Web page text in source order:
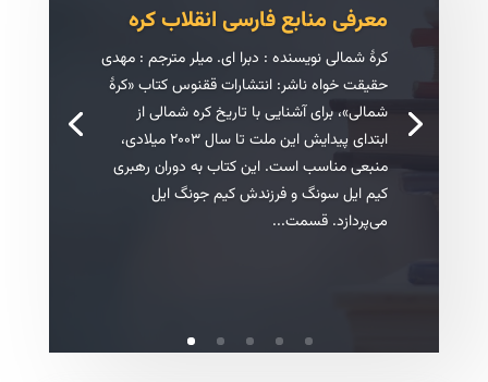
معرفی منابع فارسی انقلاب کره
کرهٔ شمالی نویسنده : دبرا ای. میلر مترجم : مهدی
حقیقت خواه ناشر: انتشارات ققنوس کتاب «کرهٔ
شمالی»، برای آشنایی با تاریخ کره شمالی از
ابتدای پیدایش این ملت تا سال ۲۰۰۳ میلادی،
منبعی مناسب است. این کتاب به دوران رهبری
کیم ایل سونگ و فرزندش کیم جونگ ایل
می‌پردازد. قسمت...